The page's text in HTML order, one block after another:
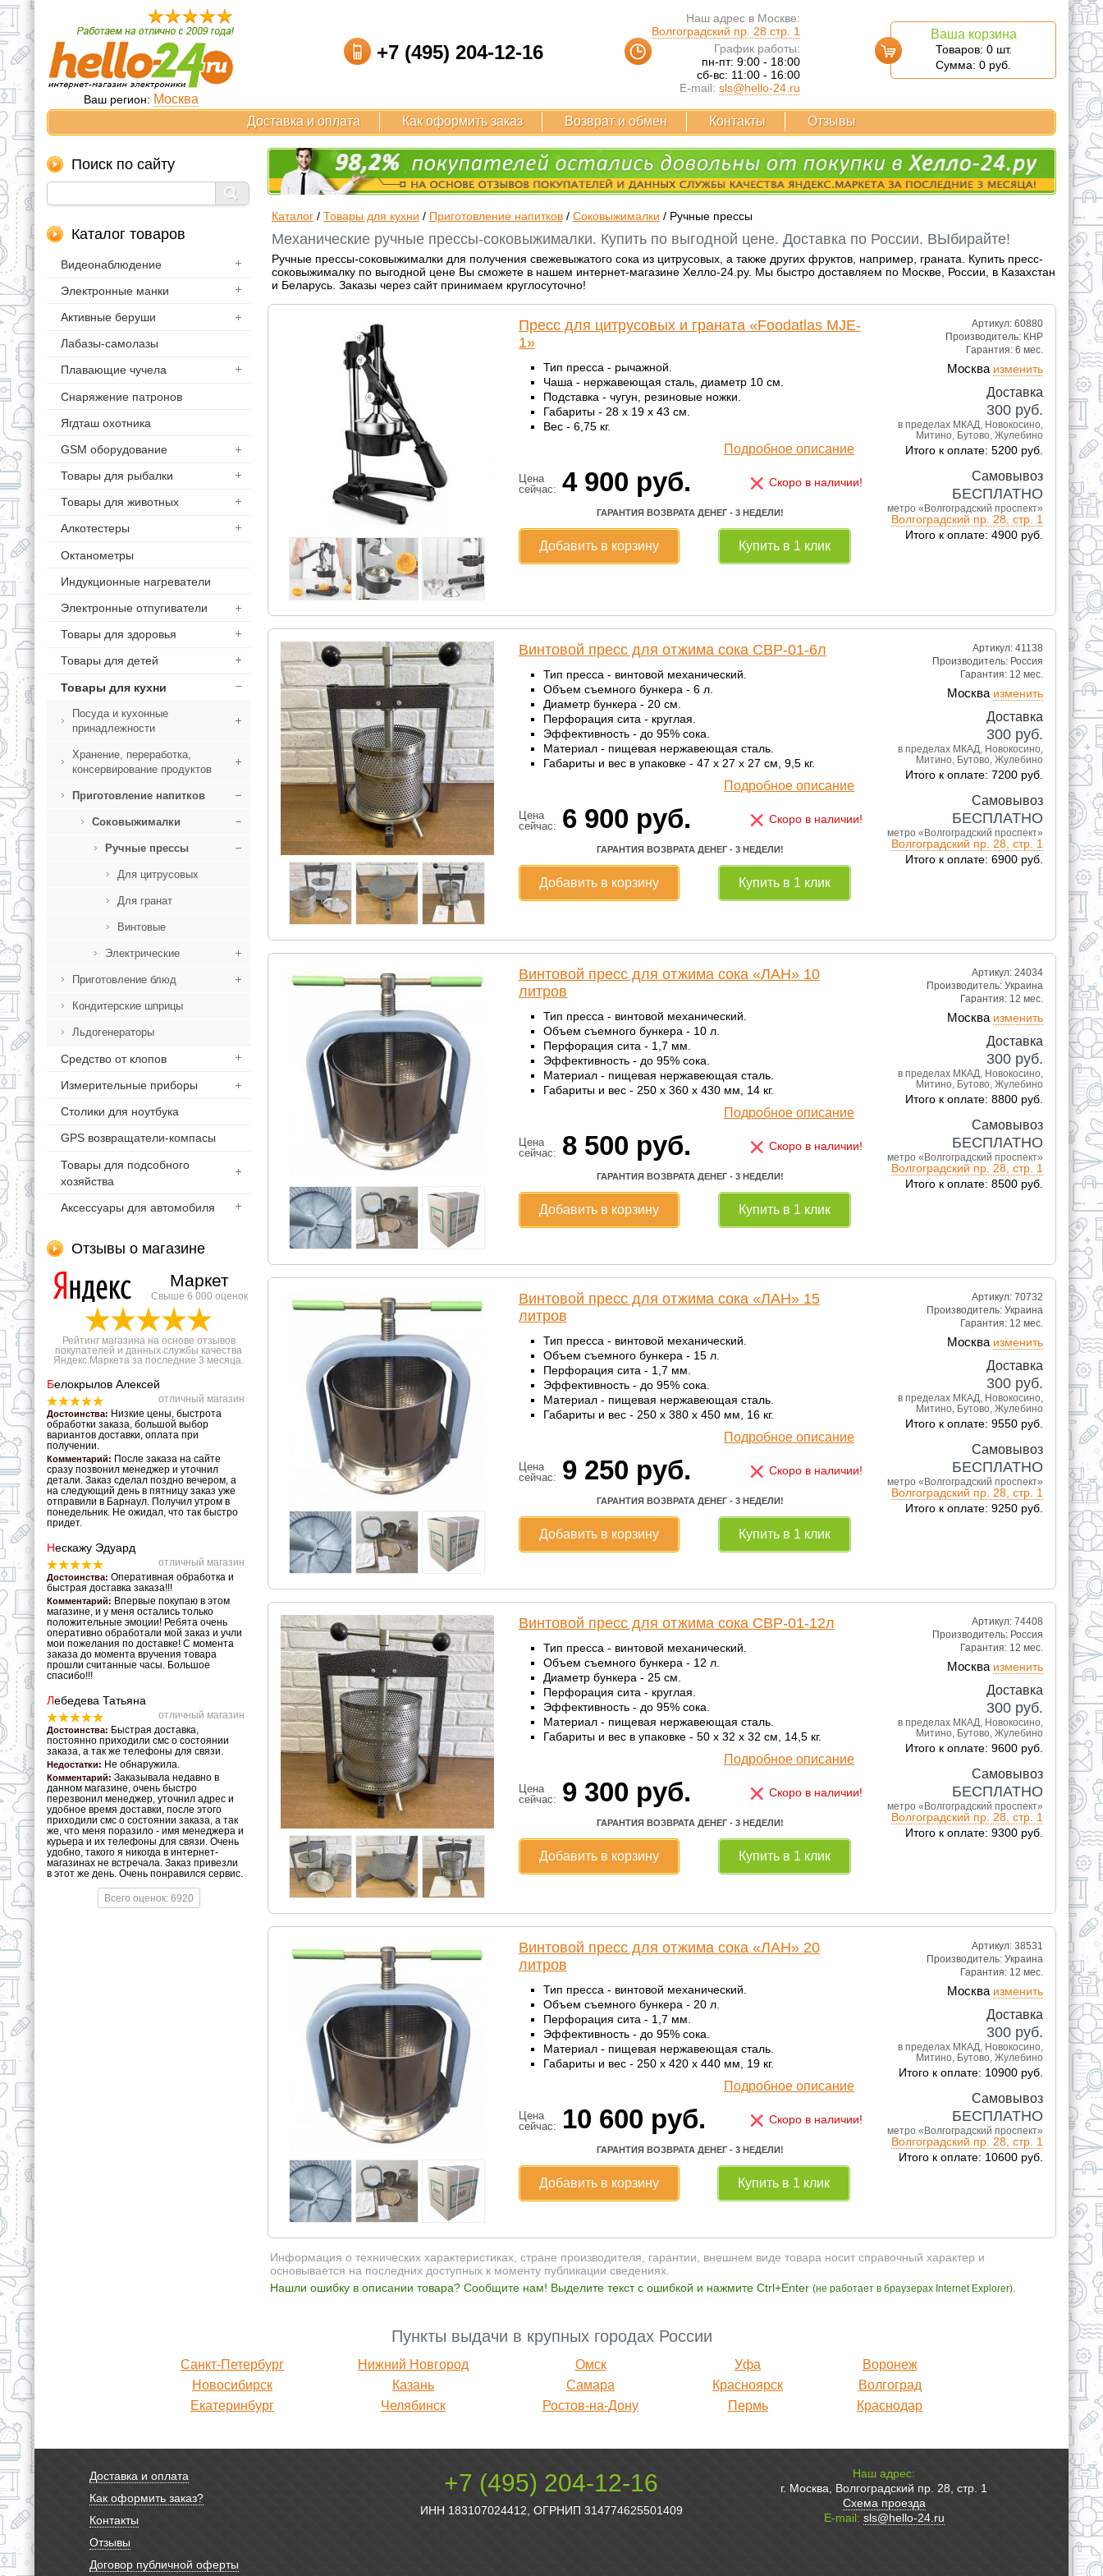
Ваш регион: Москва
+7 (495) 204-12-16
Наш адрес в Москве:
Волгоградский пр. 28 стр. 1
График работы:
пн-пт: 9:00 - 18:00
сб-вс: 11:00 - 16:00
E-mail: sls@hello-24.ru
Ваша корзина
Товаров: 0 шт.
Сумма: 0 руб.
Доставка и оплата Как оформить заказ Возврат и обмен Контакты Отзывы
Поиск по сайту
Каталог товаров
Видеонаблюдение
Электронные манки
Активные беруши
Лабазы-самолазы
Плавающие чучела
Снаряжение патронов
Ягдташ охотника
GSM оборудование
Товары для рыбалки
Товары для животных
Алкотестеры
Октанометры
Индукционные нагреватели
Электронные отпугиватели
Товары для здоровья
Товары для детей
Товары для кухни
Посуда и кухонные
принадлежности
Хранение, переработка,
консервирование продуктов
Приготовление напитков
Соковыжималки
Ручные прессы
Для цитрусовых
Для гранат
Винтовые
Электрические
Приготовление блюд
Кондитерские шприцы
Льдогенераторы
Средство от клопов
Измерительные приборы
Столики для ноутбука
GPS возвращатели-компасы
Товары для подсобного
хозяйства
Аксессуары для автомобиля
Отзывы о магазине
Маркет
Свыше 6 000 оценок
Рейтинг магазина на основе отзывов
покупателей и данных службы качества
Яндекс.Маркета за последние 3 месяца.
Белокрылов Алексей
отличный магазин
Достоинства: Низкие цены, быстрота
обработки заказа, большой выбор
вариантов доставки, оплата при
получении.
Комментарий: После заказа на сайте
сразу позвонил менеджер и уточнил
детали. Заказ сделал поздно вечером, а
на следующий день в пятницу заказ уже
отправили в Барнаул. Получил утром в
понедельник. Не ожидал, что так быстро
придет.
Нескажу Эдуард
отличный магазин
Достоинства: Оперативная обработка и
быстрая доставка заказа!!!
Комментарий: Впервые покупаю в этом
магазине, и у меня остались только
положительные эмоции! Ребята очень
оперативно обработали мой заказ и учли
мои пожелания по доставке! С момента
заказа до момента вручения товара
прошли считанные часы. Большое
спасибо!!!
Лебедева Татьяна
отличный магазин
Достоинства: Быстрая доставка,
постоянно приходили смс о состоянии
заказа, а так же телефоны для связи.
Недостатки: Не обнаружила.
Комментарий: Заказывала недавно в
данном магазине, очень быстро
перезвонил менеджер, уточнил адрес и
удобное время доставки, после этого
приходили смс о состоянии заказа, а так
же, что меня поразило - имя менеджера и
курьера и их телефоны для связи. Очень
удобно, такого я никогда в интернет-
магазинах не встречала. Заказ привезли
в этот же день. Очень понравился сервис.
Всего оценок: 6920
Каталог/ Товары для кухни / Приготовление напитков/ Соковыжималки / Ручные прессы
Механические ручные прессы-соковыжималки. Купить по выгодной цене. Доставка по России. ВЫбирайте!
Ручные прессы-соковыжималки для получения свежевыжатого сока из цитрусовых, а также других фруктов, например, граната. Купить пресс-
соковыжималку по выгодной цене Вы сможете в нашем интернет-магазине Хелло-24.ру. Мы быстро доставляем по Москве, России, в Казахстан
и Беларусь. Заказы через сайт принимаем круглосуточно!
Артикул: 60880
Производитель: КНР
Гарантия: 6 мес.
Москва изменить
Доставка
300 руб.
в пределах МКАД, Новокосино,
Митино, Бутово, Жулебино
Итого к оплате: 5200 руб.
Самовывоз
БЕСПЛАТНО
метро «Волгоградский проспект»
Волгоградский пр. 28, стр. 1
Итого к оплате: 4900 руб.
Пресс для цитрусовых и граната «Foodatlas MJE-
1»
Тип пресса - рычажной.
Чаша - нержавеющая сталь, диаметр 10 см.
Подставка - чугун, резиновые ножки.
Габариты - 28 x 19 x 43 см.
Вес - 6,75 кг.
Подробное описание
Цена
сейчас: 4 900 руб. × Скоро в наличии!
ГАРАНТИЯ ВОЗВРАТА ДЕНЕГ - 3 НЕДЕЛИ!
Добавить в корзину Купить в 1 клик
Артикул: 41138
Производитель: Россия
Гарантия: 12 мес.
Москва изменить
Доставка
300 руб.
в пределах МКАД, Новокосино,
Митино, Бутово, Жулебино
Итого к оплате: 7200 руб.
Самовывоз
БЕСПЛАТНО
метро «Волгоградский проспект»
Волгоградский пр. 28, стр. 1
Итого к оплате: 6900 руб.
Винтовой пресс для отжима сока СВР-01-6л
Тип пресса - винтовой механический.
Объем съемного бункера - 6 л.
Диаметр бункера - 20 см.
Перфорация сита - круглая.
Эффективность - до 95% сока.
Материал - пищевая нержавеющая сталь.
Габариты и вес в упаковке - 47 х 27 х 27 см, 9,5 кг.
Подробное описание
Цена
сейчас: 6 900 руб. × Скоро в наличии!
ГАРАНТИЯ ВОЗВРАТА ДЕНЕГ - 3 НЕДЕЛИ!
Добавить в корзину Купить в 1 клик
Артикул: 24034
Производитель: Украина
Гарантия: 12 мес.
Москва изменить
Доставка
300 руб.
в пределах МКАД, Новокосино,
Митино, Бутово, Жулебино
Итого к оплате: 8800 руб.
Самовывоз
БЕСПЛАТНО
метро «Волгоградский проспект»
Волгоградский пр. 28, стр. 1
Итого к оплате: 8500 руб.
Винтовой пресс для отжима сока «ЛАН» 10
литров
Тип пресса - винтовой механический.
Объем съемного бункера - 10 л.
Перфорация сита - 1,7 мм.
Эффективность - до 95% сока.
Материал - пищевая нержавеющая сталь.
Габариты и вес - 250 х 360 х 430 мм, 14 кг.
Подробное описание
Цена
сейчас: 8 500 руб. × Скоро в наличии!
ГАРАНТИЯ ВОЗВРАТА ДЕНЕГ - 3 НЕДЕЛИ!
Добавить в корзину Купить в 1 клик
Артикул: 70732
Производитель: Украина
Гарантия: 12 мес.
Москва изменить
Доставка
300 руб.
в пределах МКАД, Новокосино,
Митино, Бутово, Жулебино
Итого к оплате: 9550 руб.
Самовывоз
БЕСПЛАТНО
метро «Волгоградский проспект»
Волгоградский пр. 28, стр. 1
Итого к оплате: 9250 руб.
Винтовой пресс для отжима сока «ЛАН» 15
литров
Тип пресса - винтовой механический.
Объем съемного бункера - 15 л.
Перфорация сита - 1,7 мм.
Эффективность - до 95% сока.
Материал - пищевая нержавеющая сталь.
Габариты и вес - 250 х 380 х 450 мм, 16 кг.
Подробное описание
Цена
сейчас: 9 250 руб. × Скоро в наличии!
ГАРАНТИЯ ВОЗВРАТА ДЕНЕГ - 3 НЕДЕЛИ!
Добавить в корзину Купить в 1 клик
Артикул: 74408
Производитель: Россия
Гарантия: 12 мес.
Москва изменить
Доставка
300 руб.
в пределах МКАД, Новокосино,
Митино, Бутово, Жулебино
Итого к оплате: 9600 руб.
Самовывоз
БЕСПЛАТНО
метро «Волгоградский проспект»
Волгоградский пр. 28, стр. 1
Итого к оплате: 9300 руб.
Винтовой пресс для отжима сока СВР-01-12л
Тип пресса - винтовой механический.
Объем съемного бункера - 12 л.
Диаметр бункера - 25 см.
Перфорация сита - круглая.
Эффективность - до 95% сока.
Материал - пищевая нержавеющая сталь.
Габариты и вес в упаковке - 50 х 32 х 32 см, 14,5 кг.
Подробное описание
Цена
сейчас: 9 300 руб. × Скоро в наличии!
ГАРАНТИЯ ВОЗВРАТА ДЕНЕГ - 3 НЕДЕЛИ!
Добавить в корзину Купить в 1 клик
Артикул: 38531
Производитель: Украина
Гарантия: 12 мес.
Москва изменить
Доставка
300 руб.
в пределах МКАД, Новокосино,
Митино, Бутово, Жулебино
Итого к оплате: 10900 руб.
Самовывоз
БЕСПЛАТНО
метро «Волгоградский проспект»
Волгоградский пр. 28, стр. 1
Итого к оплате: 10600 руб.
Винтовой пресс для отжима сока «ЛАН» 20
литров
Тип пресса - винтовой механический.
Объем съемного бункера - 20 л.
Перфорация сита - 1,7 мм.
Эффективность - до 95% сока.
Материал - пищевая нержавеющая сталь.
Габариты и вес - 250 х 420 х 440 мм, 19 кг.
Подробное описание
Цена
сейчас:
10 600 руб. × Скоро в наличии!
ГАРАНТИЯ ВОЗВРАТА ДЕНЕГ - 3 НЕДЕЛИ!
Добавить в корзину Купить в 1 клик
Информация о технических характеристиках, стране производителя, гарантии, внешнем виде товара носит справочный характер и
основывается на последних доступных к моменту публикации сведениях.
Нашли ошибку в описании товара? Сообщите нам! Выделите текст с ошибкой и нажмите Ctrl+Enter (не работает в браузерах Internet Explorer).
Пункты выдачи в крупных городах России
Санкт-Петербург
Новосибирск
Екатеринбург
Нижний Новгород
Казань
Челябинск
Омск
Самара
Ростов-на-Дону
Уфа
Красноярск
Пермь
Воронеж
Волгоград
Краснодар
Доставка и оплата
Как оформить заказ?
Контакты
Отзывы
Договор публичной оферты
+7 (495) 204-12-16
ИНН 183107024412, ОГРНИП 314774625501409
Наш адрес:
г. Москва, Волгоградский пр. 28, стр. 1
Схема проезда
E-mail: sls@hello-24.ru